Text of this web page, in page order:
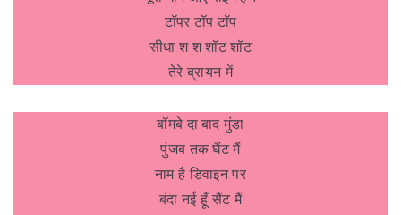
टॉपर टॉप टॉप
सीधा श श शॉट शॉट
तेरे ब्रायन में
बॉमबे दा बाद मुंडा
पुंजब तक घैंट मैं
नाम है डिवाइन पर
बंदा नई हूँ सैंट मैं